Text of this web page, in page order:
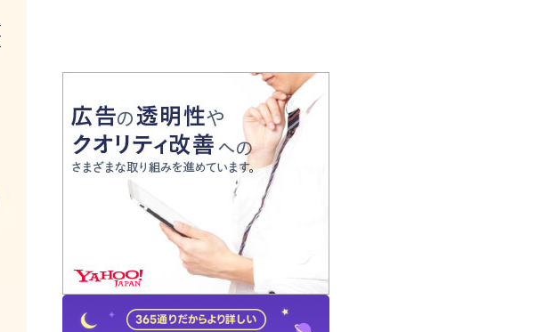
トップ
ユーザーの声
占いの流れ
おすすめの占い師